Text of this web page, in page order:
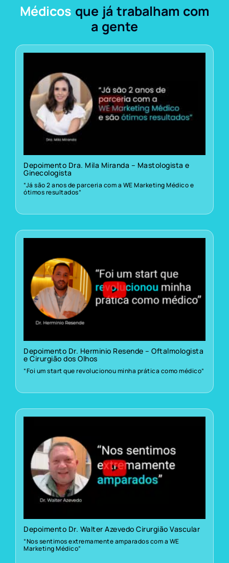
Médicos que já trabalham com
a gente
Depoimento Dra. Mila Miranda – Mastologista e
Ginecologista
“Já são 2 anos de parceria com a WE Marketing Médico e
ótimos resultados”
Depoimento Dr. Herminio Resende – Oftalmologista
e Cirurgião dos Olhos
“Foi um start que revolucionou minha prática como médico”
Depoimento Dr. Walter Azevedo Cirurgião Vascular
“Nos sentimos extremamente amparados com a WE
Marketing Médico”